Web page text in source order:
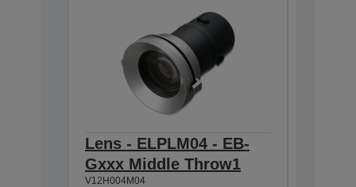
Lens - ELPLM04 - EB-
Gxxx Middle Throw1
V12H004M04